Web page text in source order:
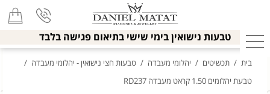
טבעות נישואין בימי שישי בתיאום פגישה בלבד
בית / תכשיטים / יהלומי מעבדה / טבעות חצי נישואין - יהלומי מעבדה /
טבעת יהלומים 1.50 קראט מעבדה RD237